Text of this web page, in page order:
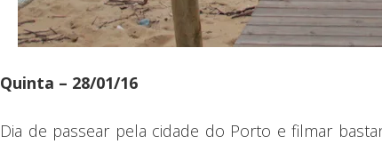
Quinta – 28/01/16
Dia de passear pela cidade do Porto e filmar